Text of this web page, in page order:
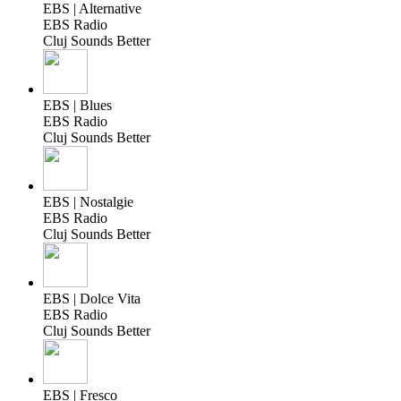
EBS | Alternative
EBS Radio
Cluj Sounds Better
EBS | Blues
EBS Radio
Cluj Sounds Better
EBS | Nostalgie
EBS Radio
Cluj Sounds Better
EBS | Dolce Vita
EBS Radio
Cluj Sounds Better
EBS | Fresco